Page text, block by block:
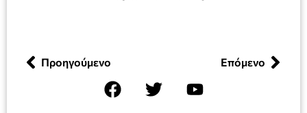
Προηγούμενο Επόμενο